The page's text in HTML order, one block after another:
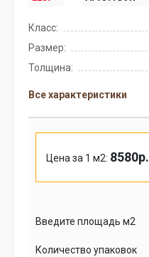
Класс:
Размер:
Толщина:
Все характеристики
Цена за 1 м2: 8580р.
Введите площадь м2
Количество упаковок